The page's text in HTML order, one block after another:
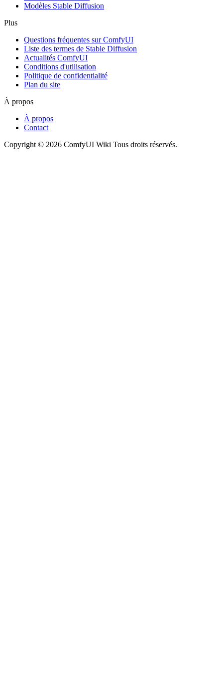
Modèles Stable Diffusion
Plus
Questions fréquentes sur ComfyUI
Liste des termes de Stable Diffusion
Actualités ComfyUI
Conditions d'utilisation
Politique de confidentialité
Plan du site
À propos
À propos
Contact
Copyright © 2026 ComfyUI Wiki Tous droits réservés.